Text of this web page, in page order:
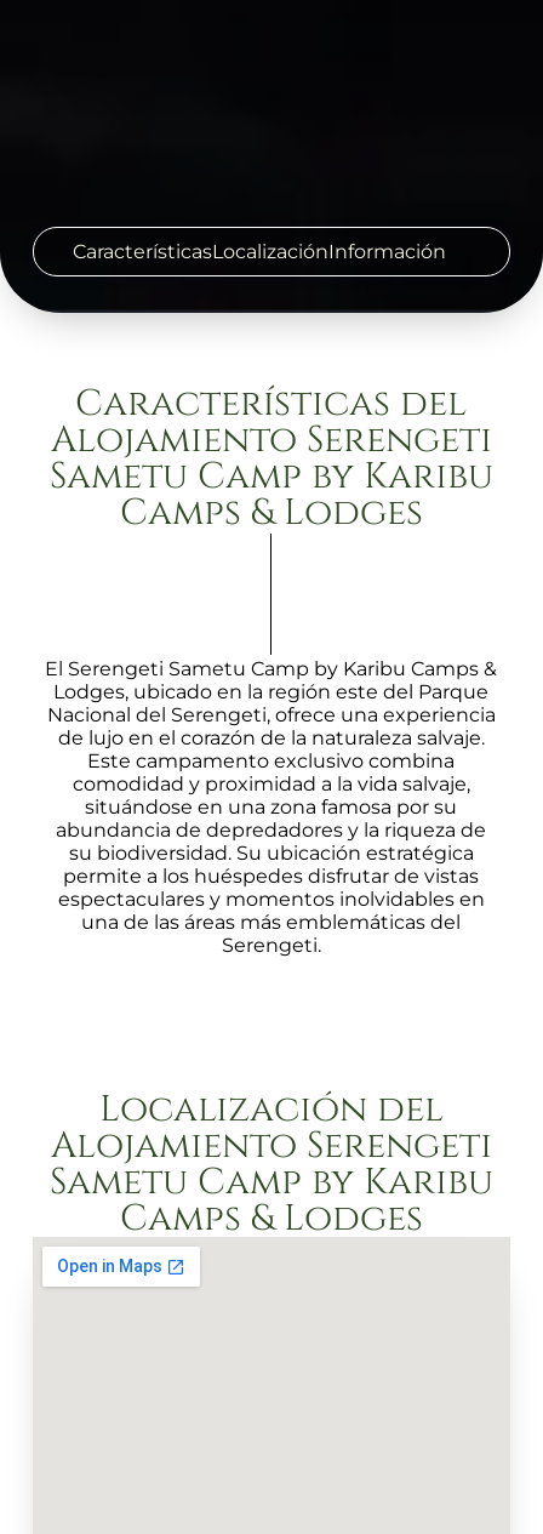
CaracterísticasLocalizaciónInformación
Características del
Alojamiento Serengeti
Sametu Camp by Karibu
Camps & Lodges
El Serengeti Sametu Camp by Karibu Camps &
Lodges, ubicado en la región este del Parque
Nacional del Serengeti, ofrece una experiencia
de lujo en el corazón de la naturaleza salvaje.
Este campamento exclusivo combina
comodidad y proximidad a la vida salvaje,
situándose en una zona famosa por su
abundancia de depredadores y la riqueza de
su biodiversidad. Su ubicación estratégica
permite a los huéspedes disfrutar de vistas
espectaculares y momentos inolvidables en
una de las áreas más emblemáticas del
Serengeti.
Localización del
Alojamiento Serengeti
Sametu Camp by Karibu
Camps & Lodges